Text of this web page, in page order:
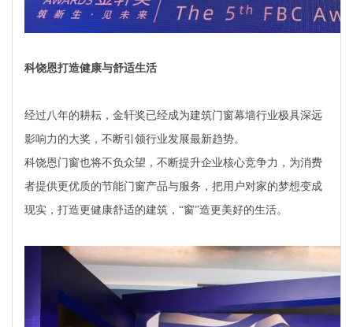
科饶恩打造健康与舒适生活
经过八年的耕耘，金轩奖已经成为建筑门窗幕墙行业极具深远
影响力的大奖，不断引领行业发展最新趋势。
科饶恩门窗也将不负众望，不断提升企业核心竞争力，为消费
者提供更优质的节能门窗产品与服务，把用户对家的梦想变成
现实，打造更健康舒适的建筑，“窗”造更美好的生活。